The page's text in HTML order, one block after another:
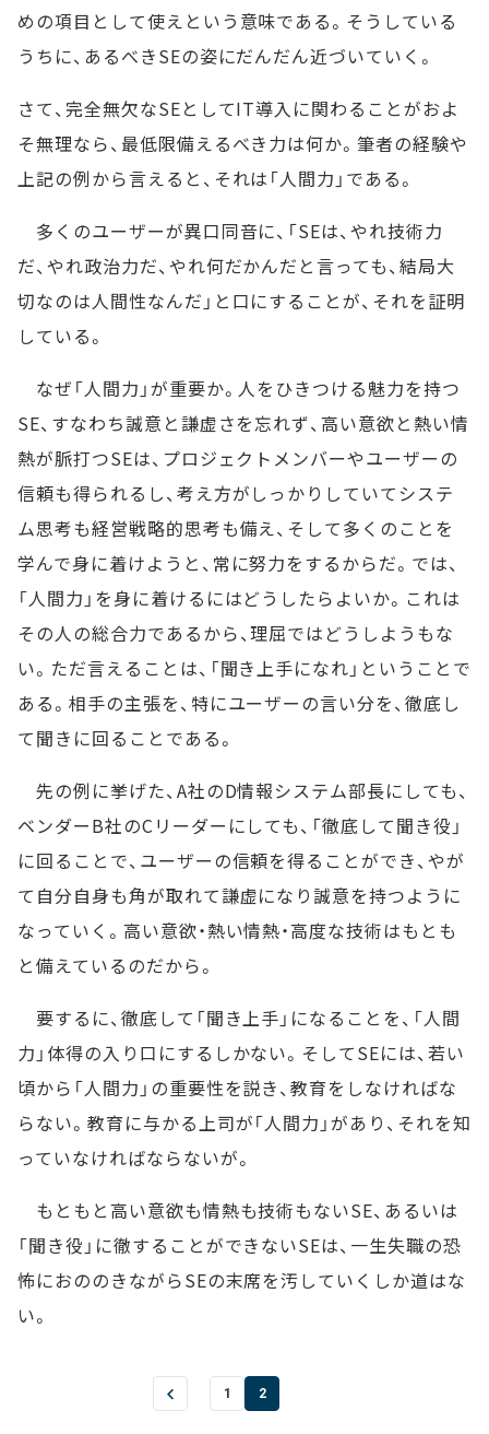
めの項目として使えという意味である。そうしている
うちに、あるべきSEの姿にだんだん近づいていく。
さて、完全無欠なSEとしてIT導入に関わることがおよ
そ無理なら、最低限備えるべき力は何か。筆者の経験や
上記の例から言えると、それは「人間力」である。
多くのユーザーが異口同音に、「SEは、やれ技術力
だ、やれ政治力だ、やれ何だかんだと言っても、結局大
切なのは人間性なんだ」と口にすることが、それを証明
している。
なぜ「人間力」が重要か。人をひきつける魅力を持つ
SE、すなわち誠意と謙虚さを忘れず、高い意欲と熱い情
熱が脈打つSEは、プロジェクトメンバーやユーザーの
信頼も得られるし、考え方がしっかりしていてシステ
ム思考も経営戦略的思考も備え、そして多くのことを
学んで身に着けようと、常に努力をするからだ。では、
「人間力」を身に着けるにはどうしたらよいか。これは
その人の総合力であるから、理屈ではどうしようもな
い。ただ言えることは、「聞き上手になれ」ということで
ある。相手の主張を、特にユーザーの言い分を、徹底し
て聞きに回ることである。
先の例に挙げた、A社のD情報システム部長にしても、
ベンダーB社のCリーダーにしても、「徹底して聞き役」
に回ることで、ユーザーの信頼を得ることができ、やが
て自分自身も角が取れて謙虚になり誠意を持つように
なっていく。高い意欲・熱い情熱・高度な技術はもとも
と備えているのだから。
要するに、徹底して「聞き上手」になることを、「人間
力」体得の入り口にするしかない。そしてSEには、若い
頃から「人間力」の重要性を説き、教育をしなければな
らない。教育に与かる上司が「人間力」があり、それを知
っていなければならないが。
もともと高い意欲も情熱も技術もないSE、あるいは
「聞き役」に徹することができないSEは、一生失職の恐
怖におののきながらSEの末席を汚していくしか道はな
い。
1 2